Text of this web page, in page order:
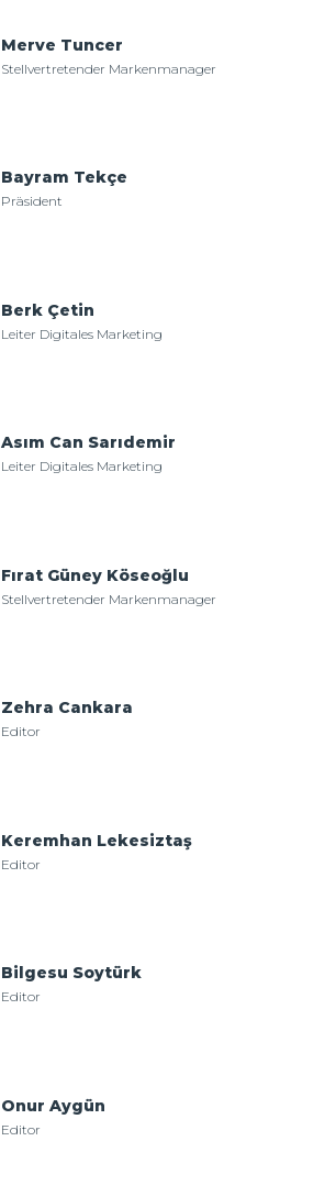
Merve Tuncer
Stellvertretender Markenmanager
Bayram Tekçe
Präsident
Berk Çetin
Leiter Digitales Marketing
Asım Can Sarıdemir
Leiter Digitales Marketing
Fırat Güney Köseoğlu
Stellvertretender Markenmanager
Zehra Cankara
Editor
Keremhan Lekesiztaş
Editor
Bilgesu Soytürk
Editor
Onur Aygün
Editor